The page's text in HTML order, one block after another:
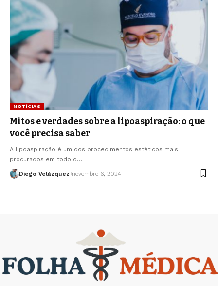
NOTÍCIAS
Mitos e verdades sobre a lipoaspiração: o que
você precisa saber
A lipoaspiração é um dos procedimentos estéticos mais
procurados em todo o…
Diego Velázquez novembro 6, 2024